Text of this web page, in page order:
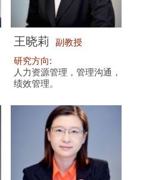
王晓莉
副教授
研究方向:
人力资源管理，管理沟通，
绩效管理。